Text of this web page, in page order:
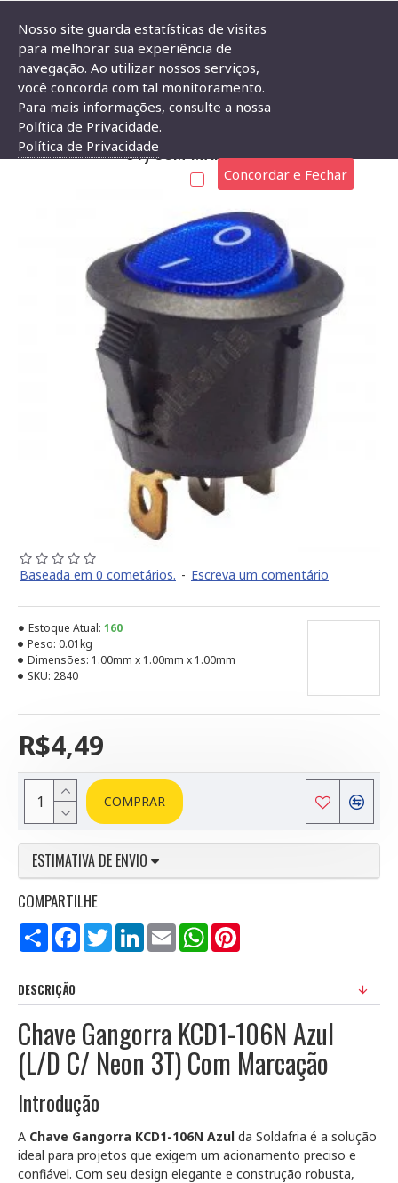
Chave Gangorra KCD1-106N Azul (L/D C/ Neon 3T) Com Marcação
CHAVE GANGORRA KCD1-106N AZUL (L/D C/ NEON
3T) COM MARCAÇÃO
Baseada em 0 cometários. - Escreva um comentário
R$4,49
Estoque Atual: 160
Peso: 0.01kg
Dimensões: 1.00mm x 1.00mm x 1.00mm
SKU: 2840
COMPRAR
ESTIMATIVA DE ENVIO
COMPARTILHE
Compartilhar
FacebookTwitterLinkedInEmail WhatsApp
DESCRIÇÃO
Chave Gangorra KCD1-106N Azul
(L/D C/ Neon 3T) Com Marcação
Introdução
A Chave Gangorra KCD1-106N Azul da Soldafria é a solução
ideal para projetos que exigem um acionamento preciso e
confiável. Com seu design elegante e construção robusta,
Nosso site guarda estatísticas de visitas
para melhorar sua experiência de
navegação. Ao utilizar nossos serviços,
você concorda com tal monitoramento.
Para mais informações, consulte a nossa
Política de Privacidade.
Política de Privacidade
Concordar e Fechar